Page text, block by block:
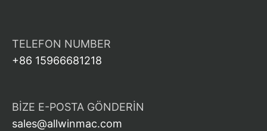
TELEFON NUMBER
+86 15966681218
BIZE E-POSTA GÖNDERIN
sales@allwinmac.com